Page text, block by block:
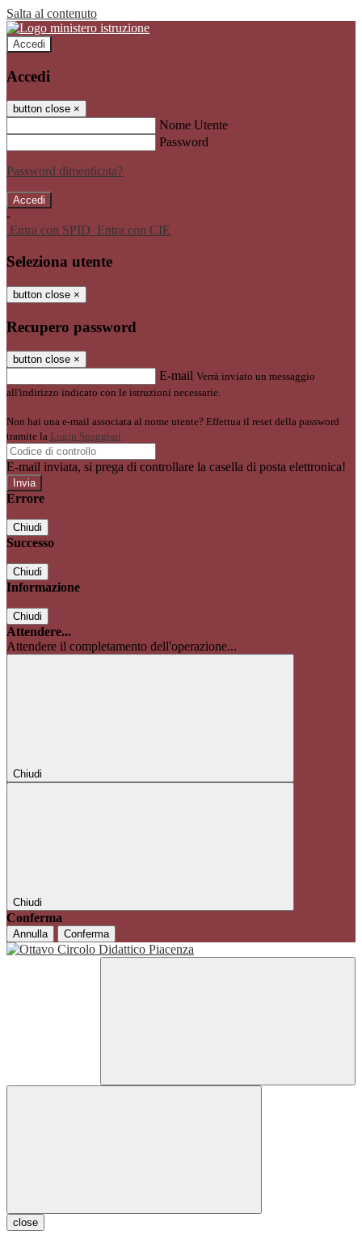
Salta al contenuto
Accedi
Accedi
button close ×
Nome Utente
Password
Password dimenticata?
-
Entra con SPID Entra con CIE
Seleziona utente
button close ×
Recupero password
button close ×
E-mail Verrà inviato un messaggio
all'indirizzo indicato con le istruzioni necessarie.
Non hai una e-mail associata al nome utente? Effettua il reset della password
tramite la Login Spaggiari
E-mail inviata, si prega di controllare la casella di posta elettronica!
Errore
Chiudi
Successo
Chiudi
Informazione
Chiudi
Attendere...
Attendere il completamento dell'operazione...
Chiudi
Chiudi
Conferma
Annulla Conferma
close